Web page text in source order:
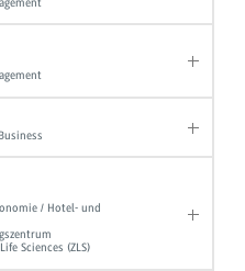
/ Hotel- und
Sciences (ZLS)